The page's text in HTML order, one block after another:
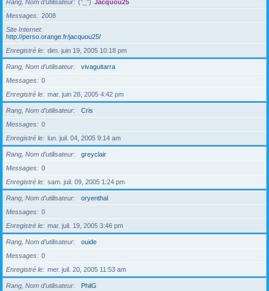
Rang, Nom d’utilisateur (°_°) Jacquou25
Messages
2008
Site Internet
http://perso.orange.fr/jacquou25/
Enregistré le
dim. juin 19, 2005 10:18 pm
Rang, Nom d’utilisateur
vivaguitarra
Messages
0
Enregistré le
mar. juin 28, 2005 4:42 pm
Rang, Nom d’utilisateur
Cris
Messages
0
Enregistré le
lun. juil. 04, 2005 9:14 am
Rang, Nom d’utilisateur
greyclair
Messages
0
Enregistré le
sam. juil. 09, 2005 1:24 pm
Rang, Nom d’utilisateur
oryenthal
Messages
0
Enregistré le
mar. juil. 19, 2005 3:46 pm
Rang, Nom d’utilisateur
ouide
Messages
0
Enregistré le
mer. juil. 20, 2005 11:53 am
Rang, Nom d’utilisateur
PhilG